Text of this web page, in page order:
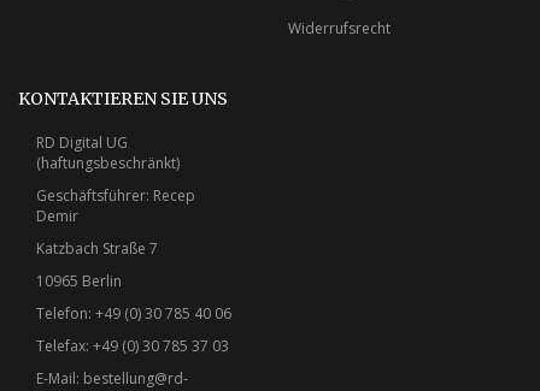
Widerrufsrecht
KONTAKTIEREN SIE UNS
RD Digital UG
(haftungsbeschränkt)
Geschäftsführer: Recep
Demir
Katzbach Straße 7
10965 Berlin
Telefon: +49 (0) 30 785 40 06
Telefax: +49 (0) 30 785 37 03
E-Mail: bestellung@rd-